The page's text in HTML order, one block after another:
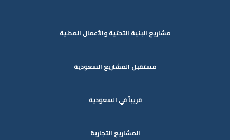
مشاريع البنية التحتية والأعمال المدنية
مستقبل المشاريع السعودية
قريباً في السعودية
المشاريع التجارية